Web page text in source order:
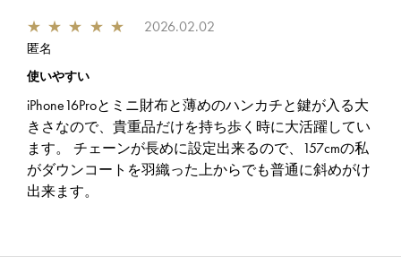
★ ★ ★ ★ ★ 2026.02.02
匿名
使いやすい
iPhone16Proとミニ財布と薄めのハンカチと鍵が入る大
きさなので、貴重品だけを持ち歩く時に大活躍してい
ます。 チェーンが長めに設定出来るので、157cmの私
がダウンコートを羽織った上からでも普通に斜めがけ
出来ます。